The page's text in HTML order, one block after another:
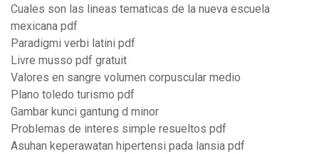
Cuales son las lineas tematicas de la nueva escuela
mexicana pdf
Paradigmi verbi latini pdf
Livre musso pdf gratuit
Valores en sangre volumen corpuscular medio
Plano toledo turismo pdf
Gambar kunci gantung d minor
Problemas de interes simple resueltos pdf
Asuhan keperawatan hipertensi pada lansia pdf